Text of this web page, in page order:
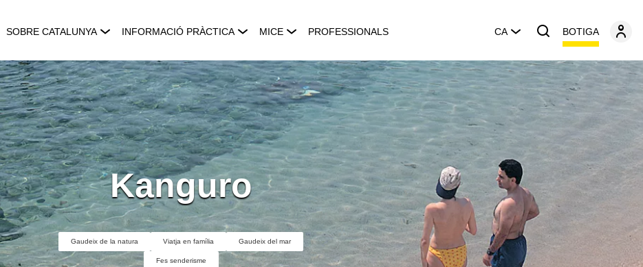
SOBRE CATALUNYA INFORMACIÓ PRÀCTICA MICE PROFESSIONALS CA BOTIGA
Kanguro
Gaudeix de la natura Viatja en família Gaudeix del mar
Fes senderisme